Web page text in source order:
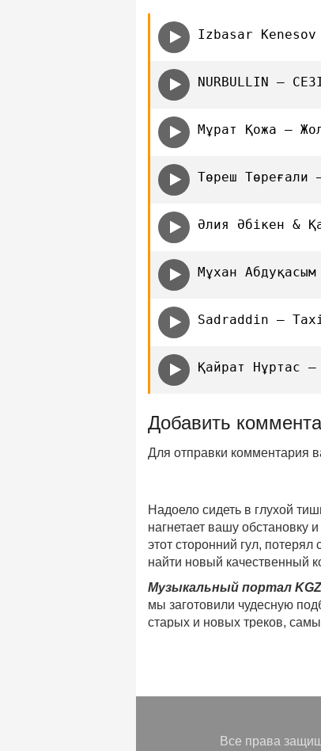
Izbasar
NURBULLIN —
Мұрат Қожа —
Төреш Төреғали
Әлия Әбікен &
Мұхан
Sadraddin —
Қайрат Нұртас
Добавить
Для отправки комментария
Надоело сидеть в глухой
нагнетает вашу
этот сторонний гул,
найти новый качественный
Музыкальный портал
мы заготовили чудесную
старых и новых треков,
Мы предоставляем вашему
Регулярные обновления,
платформе KGZ Music.
Все права